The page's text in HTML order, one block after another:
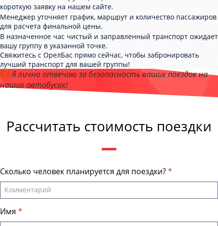
короткую заявку на нашем сайте.
Менеджер уточняет график, маршрут и количество пассажиров
для расчета финальной цены.
В назначенное час чистый и заправленный транспорт ожидает
вашу группу в указанной точке.
Свяжитесь с ОрелБас прямо сейчас, чтобы забронировать
лучший транспорт для вашей группы!
Я лично отвечаю за безопасность ваших поездок на
наших автобусах!
Рассчитать стоимость поездки
Сколько человек планируется для поездки?
Имя